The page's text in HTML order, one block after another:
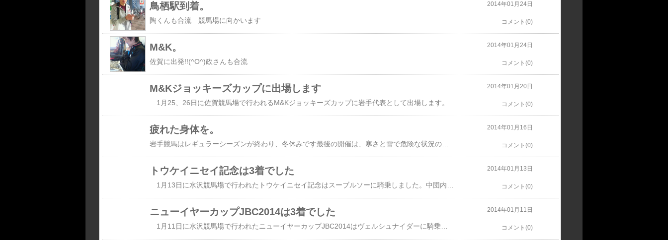
鳥栖駅到着。
陶くんも合流 競馬場に向かいます
2014年01月24日
コメント(0)
M&K。
佐賀に出発!!(^O^)政さんも合流
2014年01月24日
コメント(0)
M&Kジョッキーズカップに出場します
1月25、26日に佐賀競馬場で行われるM&Kジョッキーズカップに岩手代表として出場します。
2014年01月20日
コメント(0)
疲れた身体を。
岩手競馬はレギュラーシーズンが終わり、冬休みです最後の開催は、寒さと雪で危険な状況の中でのレースでしたが、人も馬も最後まで頑張ってくれました何年かぶりに怪我なくレギュラーシーズンを終えることができたので、嬉しく思います 今日からちょっと疲れた身体を癒しに行ってきます…ゴールデンジョッキーズシリーズ、トウケイニセイ記念と最後は悔しいおもいをしたので、身も心もリフレッシュして、まずは今月末のM&Kに向けて頑張りますまた1から努力します
2014年01月16日
コメント(0)
トウケイニセイ記念は3着でした 2014年01月13日
コメント(0)
ニューイヤーカップJBC2014は3着でした 2014年01月11日
コメント(0)